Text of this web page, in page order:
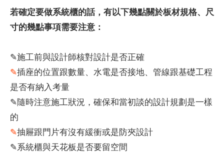
若確定要做系統櫃的話，有以下幾點關於板材規格、尺
寸的幾點事項需要注意：
✎施工前與設計師核對設計是否正確
✎插座的位置跟數量、水電是否接地、管線跟基礎工程
是否有納入考量
✎隨時注意施工狀況，確保和當初談的設計規劃是一樣
的
✎抽屜跟門片有沒有緩衝或是防夾設計
✎系統櫃與天花板是否要留空間